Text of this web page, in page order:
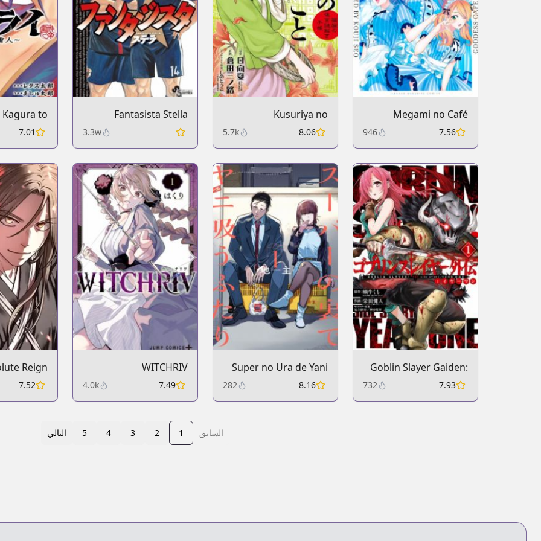
Megami no Café
Terrace
7.56
946
Kusuriya no
Hitorigoto: Maomao
8.06
5.7k
Fantasista Stella
3.3w
Kagura to
Raito
7.01
Goblin Slayer Gaiden:
Year One
7.93
732
Super no Ura de Yani
Suu Futari
8.16
282
WITCHRIV
7.49
4.0k
Reign
7.52
السابق 1
2
3
4
5 التالي